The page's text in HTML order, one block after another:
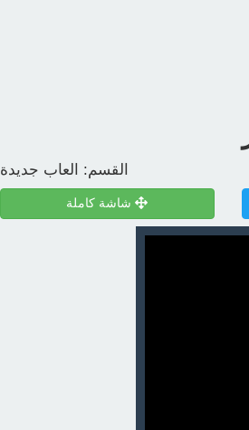
القسم: العاب جديدة
شاشة كاملة